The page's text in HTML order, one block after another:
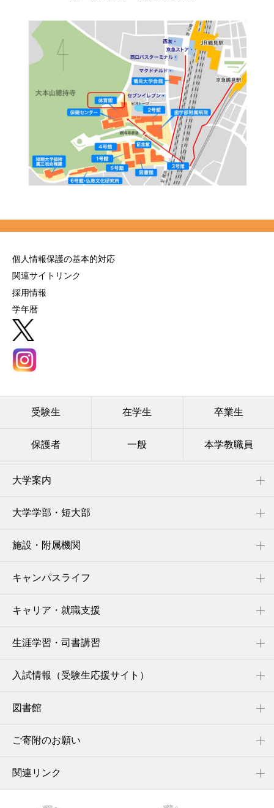
個人情報保護の基本的対応
関連サイトリンク
採用情報
学年暦
受験生 在学生 卒業生
保護者 一般 本学教職員
大学案内
大学学部・短大部
施設・附属機関
キャンパスライフ
キャリア・就職支援
生涯学習・司書講習
入試情報（受験生応援サイト）
図書館
ご寄附のお願い
関連リンク